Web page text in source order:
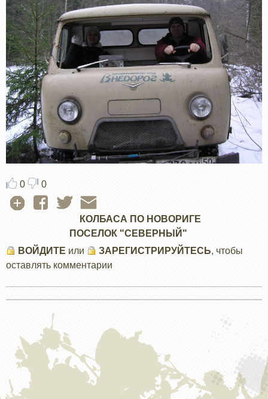
0 0
КОЛБАСА ПО НОВОРИГЕ
ПОСЕЛОК "СЕВЕРНЫЙ"
ВОЙДИТЕ или ЗАРЕГИСТРИРУЙТЕСЬ, чтобы
оставлять комментарии